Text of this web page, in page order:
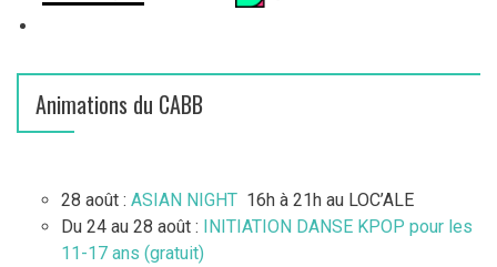
l
e
sAnimations du CABB
28 août : ASIAN NIGHT 16h à 21h au LOC’ALE
Du 24 au 28 août : INITIATION DANSE KPOP pour les
11-17 ans (gratuit)